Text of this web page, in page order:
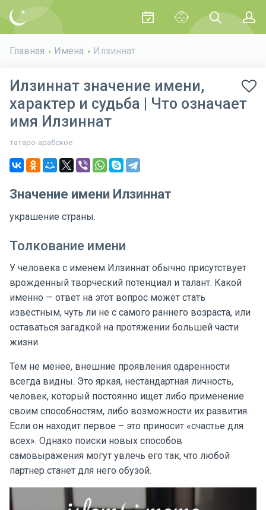
Главная Имена Илзиннат
Илзиннат значение имени,
характер и судьба | Что означает
имя Илзиннат
татаро-арабское
Значение имени Илзиннат
украшение страны.
Толкование имени
У человека с именем Илзиннат обычно присутствует
врожденный творческий потенциал и талант. Какой
именно — ответ на этот вопрос может стать
известным, чуть ли не с самого раннего возраста, или
оставаться загадкой на протяжении большей части
жизни.
Тем не менее, внешние проявления одаренности
всегда видны. Это яркая, нестандартная личность,
человек, который постоянно ищет либо применение
своим способностям, либо возможности их развития.
Если он находит первое – это приносит «счастье для
всех». Однако поиски новых способов
самовыражения могут увлечь его так, что любой
партнер станет для него обузой.